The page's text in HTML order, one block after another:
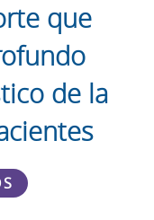
que
de la